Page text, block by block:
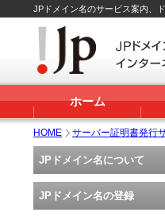
JPドメイン名のサービス案内、
ホーム
HOME サーバー証明書発行
JPドメイン名について
JPドメイン名の登録